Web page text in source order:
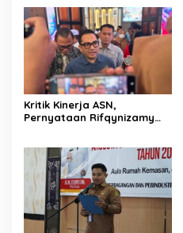
Kritik Kinerja ASN,
Pernyataan Rifqynizamy